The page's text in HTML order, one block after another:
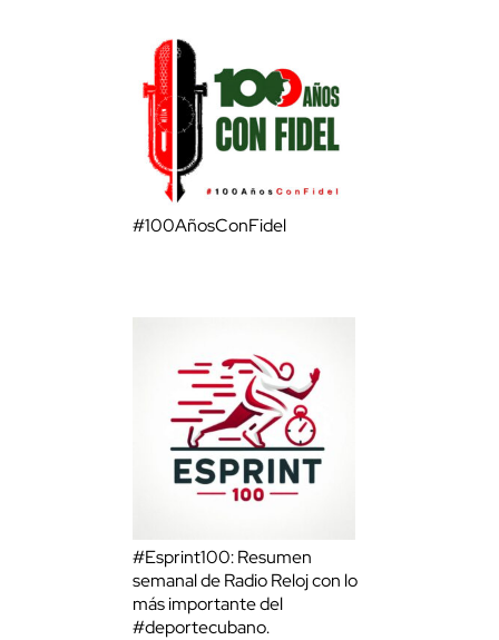
#100AñosConFidel
#Esprint100: Resumen
semanal de Radio Reloj con lo
más importante del
#deportecubano.